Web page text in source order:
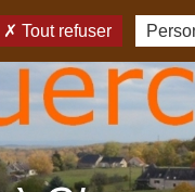
Tout refuser